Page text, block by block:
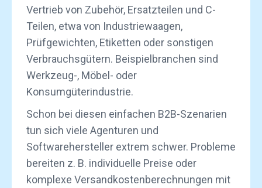
Vertrieb von Zubehör, Ersatzteilen und C-
Teilen, etwa von Industriewaagen,
Prüfgewichten, Etiketten oder sonstigen
Verbrauchsgütern. Beispielbranchen sind
Werkzeug-, Möbel- oder
Konsumgüterindustrie.
Schon bei diesen einfachen B2B-Szenarien
tun sich viele Agenturen und
Softwarehersteller extrem schwer. Probleme
bereiten z. B. individuelle Preise oder
komplexe Versandkostenberechnungen mit